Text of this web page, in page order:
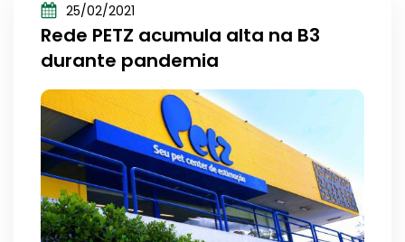
25/02/2021
Rede PETZ acumula alta na B3
durante pandemia